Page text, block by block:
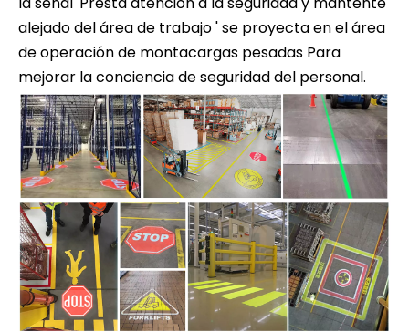
alejado del área de trabajo ' se proyecta en el área
de operación de montacargas pesadas Para
mejorar la conciencia de seguridad del personal.